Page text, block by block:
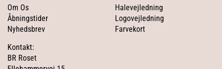
Om Os
Åbningstider
Nyhedsbrev
Kontakt:
BR Roset
Halevejledning
Logovejledning
Farvekort